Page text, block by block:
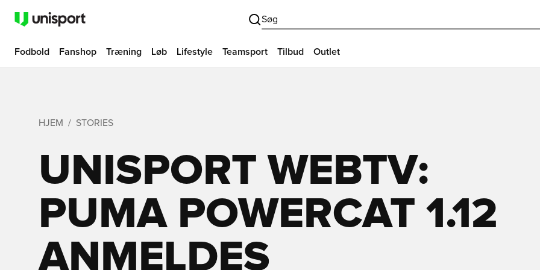
Søg
Fodbold Fanshop Træning Løb Lifestyle Teamsport Tilbud Outlet
HJEM STORIES
UNISPORT WEBTV:
PUMA POWERCAT 1.12
ANMELDES